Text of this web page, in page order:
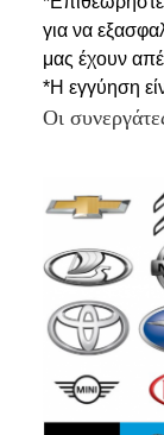
για να
μας έχουν
*Η εγγύηση
Οι